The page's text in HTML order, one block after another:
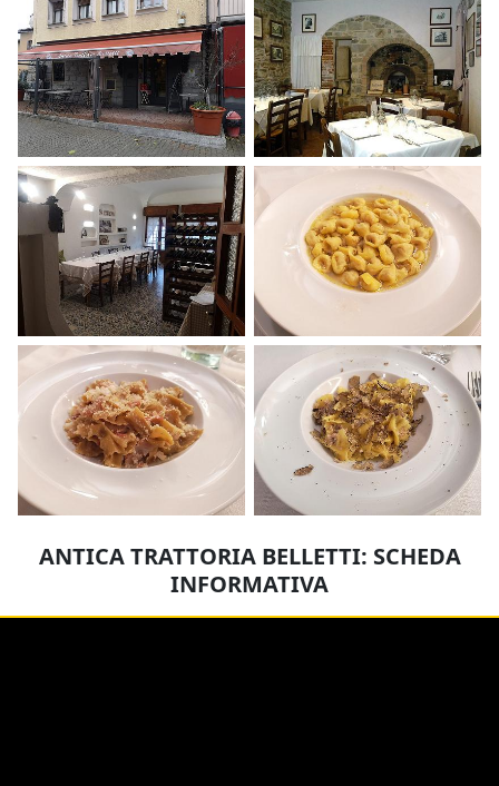
ANTICA TRATTORIA BELLETTI: SCHEDA
INFORMATIVA